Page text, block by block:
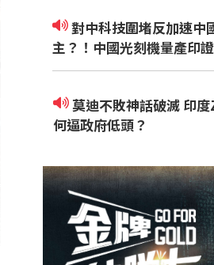
對中科技圍堵反加速中國科技自
主？！中國光刻機量產印
點
莫迪不敗神話破滅 印度Z世代如
何逼政府低頭？